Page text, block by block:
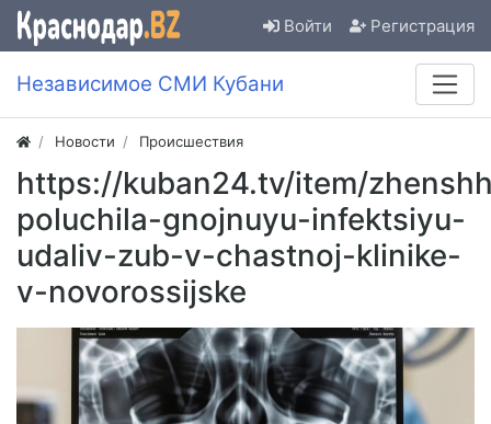
Войти Регистрация
Независимое СМИ Кубани
Новости Происшествия
https://kuban24.tv/item/
poluchila-gnojnuyu-infektsiyu-
udaliv-zub-v-chastnoj-klinike-
v-novorossijske